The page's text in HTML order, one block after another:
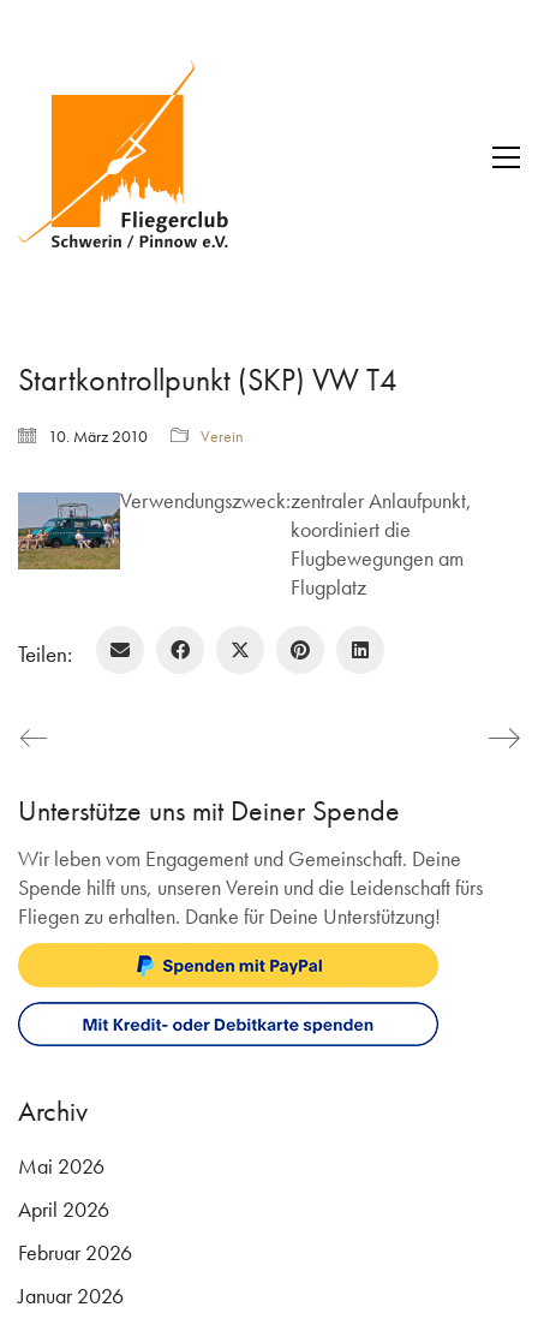
Startkontrollpunkt (SKP) VW T4
10. März 2010 Verein
Verwendungszweck:zentraler Anlaufpunkt,
koordiniert die
Flugbewegungen am
Flugplatz
Teilen:
Unterstütze uns mit Deiner Spende
Wir leben vom Engagement und Gemeinschaft. Deine
Spende hilft uns, unseren Verein und die Leidenschaft fürs
Fliegen zu erhalten. Danke für Deine Unterstützung!
Archiv
Mai 2026
April 2026
Februar 2026
Januar 2026